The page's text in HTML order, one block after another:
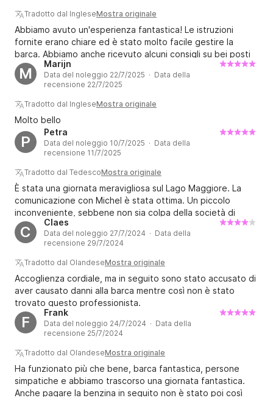
Tradotto dal IngleseMostra originale
Abbiamo avuto un'esperienza fantastica! Le istruzioni
fornite erano chiare ed è stato molto facile gestire la
barca. Abbiamo anche ricevuto alcuni consigli su bei posti
da visitare intorno al lago. Il check-out e la gestione del
carburante sono andati molto bene e abbiamo fatto una
piacevole chiacchierata prima di partire. Consigliato!
M
Marijn
Data del noleggio 22/7/2025 · Data della
recensione 22/7/2025
Tradotto dal IngleseMostra originale
Molto bello
P
Petra
Data del noleggio 10/7/2025 · Data della
recensione 11/7/2025
Tradotto dal TedescoMostra originale
È stata una giornata meravigliosa sul Lago Maggiore. La
comunicazione con Michel è stata ottima. Un piccolo
inconveniente, sebbene non sia colpa della società di
noleggio barche, è che è difficile da trovare perché
Google Maps fornisce informazioni errate. La spiegazione
della barca è stata dettagliata. L'assistenza per il carico e
lo scarico è stata eccellente. Ritorneremmo sicuramente e
trascorreremmo una giornata meravigliosa e senza pensieri.
GRAZIE!
C
Claes
Data del noleggio 27/7/2024 · Data della
recensione 29/7/2024
Tradotto dal OlandeseMostra originale
Accoglienza cordiale, ma in seguito sono stato accusato di
aver causato danni alla barca mentre così non è stato
trovato questo professionista.
F
Frank
Data del noleggio 24/7/2024 · Data della
recensione 25/7/2024
Tradotto dal OlandeseMostra originale
Ha funzionato più che bene, barca fantastica, persone
simpatiche e abbiamo trascorso una giornata fantastica.
Anche pagare la benzina in seguito non è stato poi così